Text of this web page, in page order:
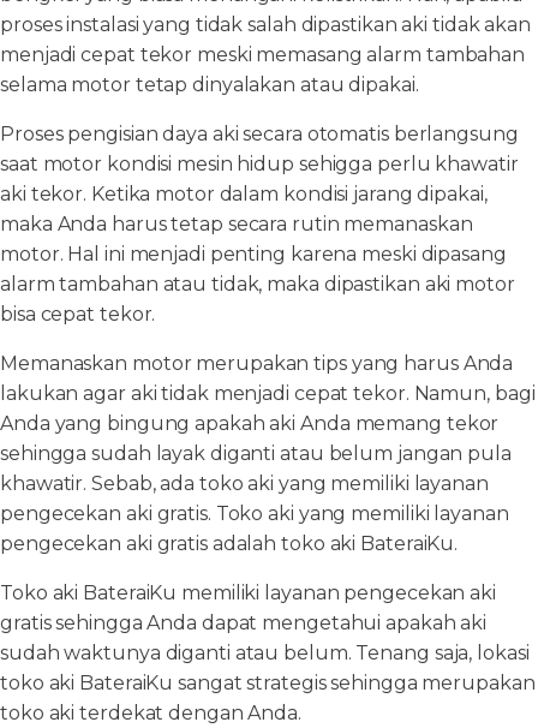
proses instalasi yang tidak salah dipastikan aki tidak akan
menjadi cepat tekor meski memasang alarm tambahan
selama motor tetap dinyalakan atau dipakai.
Proses pengisian daya aki secara otomatis berlangsung
saat motor kondisi mesin hidup sehigga perlu khawatir
aki tekor. Ketika motor dalam kondisi jarang dipakai,
maka Anda harus tetap secara rutin memanaskan
motor. Hal ini menjadi penting karena meski dipasang
alarm tambahan atau tidak, maka dipastikan aki motor
bisa cepat tekor.
Memanaskan motor merupakan tips yang harus Anda
lakukan agar aki tidak menjadi cepat tekor. Namun, bagi
Anda yang bingung apakah aki Anda memang tekor
sehingga sudah layak diganti atau belum jangan pula
khawatir. Sebab, ada toko aki yang memiliki layanan
pengecekan aki gratis. Toko aki yang memiliki layanan
pengecekan aki gratis adalah toko aki BateraiKu.
Toko aki BateraiKu memiliki layanan pengecekan aki
gratis sehingga Anda dapat mengetahui apakah aki
sudah waktunya diganti atau belum. Tenang saja, lokasi
toko aki BateraiKu sangat strategis sehingga merupakan
toko aki terdekat dengan Anda.